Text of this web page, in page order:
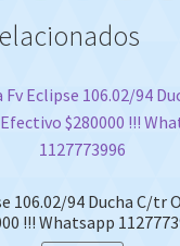
106.02/94 Ducha C/tr
!!! Whatsapp